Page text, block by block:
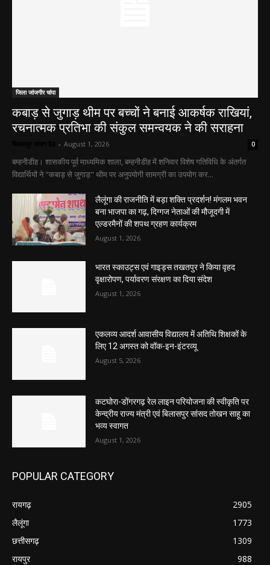
जिला जांजगीर चांपा
कबाड़ से जुगाड़ थीम पर बच्चों ने बनाई आकर्षक राखियां,
रचनात्मक प्रतिभा की संकुल समन्वयक ने की सराहना
- August 1, 2026 0
बम्हनीडीह। शासकीय पूर्व माध्यमिक शाला, बम्हनीडीह में शनिवार विशेष गतिविधि के अंतर्गत
विद्यार्थियों ने "कबाड़ से जुगाड़" थीम पर अनुपयोगी सामग्री का उपयोग कर...
लैलूंगा की राजनीति में बड़ा शक्ति प्रदर्शन! मंगलम भवन
बना भाजपा का गढ़, दिग्गज नेताओं की मौजूदगी में
एल्डरमैनों की शपथ ग्रहण कार्यक्रम
August 1, 2026
भारत स्काउट्स एवं गाइड्स तखतपुर ने किया वृहद
वृक्षारोपण, पर्यावरण संरक्षण का दिया संदेश
August 1, 2026
एकलव्य आदर्श आवासीय विद्यालय में अतिथि शिक्षकों के
लिए 12 अगस्त को वॉक-इन-इंटरव्यू
August 5, 2026
कटघोरा-डोंगरगढ़ रेल लाइन परियोजना की स्वीकृति पर
केन्द्रीय राज्य मंत्री एवं बिलासपुर सांसद तोखन साहू का
भव्य स्वागत
August 1, 2026
POPULAR CATEGORY
रायगढ़
2905
लैलूंगा
1773
छत्तीसगढ़
1309
रायपुर
988